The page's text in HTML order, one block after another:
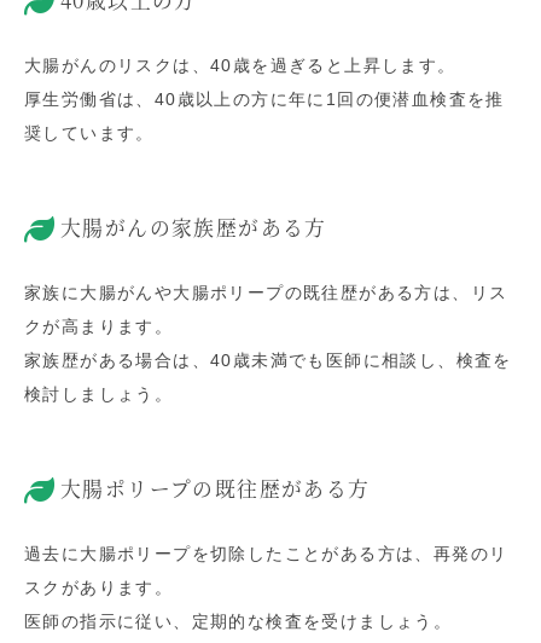
大腸がんのリスクは、40歳を過ぎると上昇します。
厚生労働省は、40歳以上の方に年に1回の便潜血検査を推
奨しています。
大腸がんの家族歴がある方
家族に大腸がんや大腸ポリープの既往歴がある方は、リス
クが高まります。
家族歴がある場合は、40歳未満でも医師に相談し、検査を
検討しましょう。
大腸ポリープの既往歴がある方
過去に大腸ポリープを切除したことがある方は、再発のリ
スクがあります。
医師の指示に従い、定期的な検査を受けましょう。